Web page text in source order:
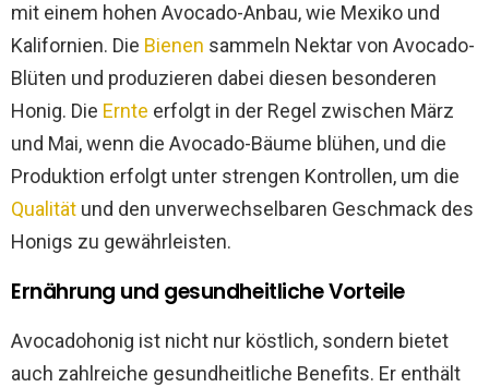
mit einem hohen Avocado-Anbau, wie Mexiko und
Kalifornien. Die Bienen sammeln Nektar von Avocado-
Blüten und produzieren dabei diesen besonderen
Honig. Die Ernte erfolgt in der Regel zwischen März
und Mai, wenn die Avocado-Bäume blühen, und die
Produktion erfolgt unter strengen Kontrollen, um die
Qualität und den unverwechselbaren Geschmack des
Honigs zu gewährleisten.
Ernährung und gesundheitliche Vorteile
Avocadohonig ist nicht nur köstlich, sondern bietet
auch zahlreiche gesundheitliche Benefits. Er enthält